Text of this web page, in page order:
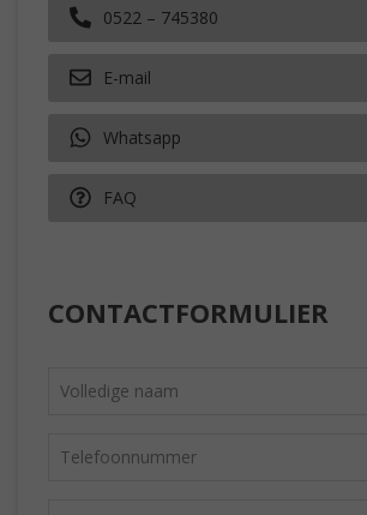
0522 – 745380
E-mail
Whatsapp
FAQ
CONTACTFORMULIER